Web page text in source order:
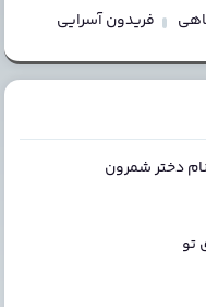
فریدون آسرایی
دختر شمرون
تو